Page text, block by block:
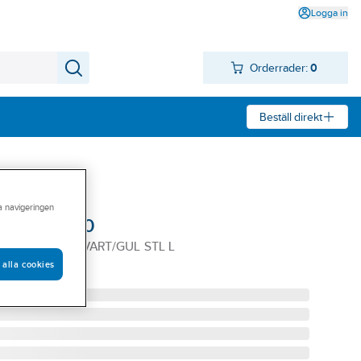
Logga in
Orderrader: 0
Beställ direkt
1030
9933 SVART/GUL STL L
navigeringen
alla cookies